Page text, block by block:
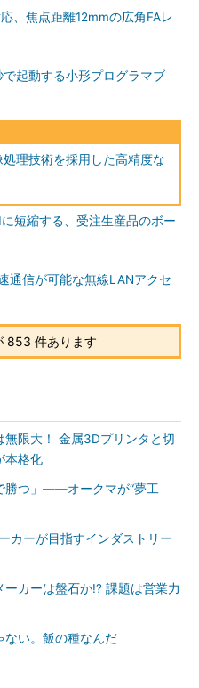
、焦点距離12mmの広角FAレ
起動する小形プログラマブ
理技術を採用した高精度な
短縮する、受注生産品のボー
通信が可能な無線LANアクセ
853 件あります
無限大！ 金属3Dプリンタと切
本格化
勝つ」――オークマが“夢工
カーが目指すインダストリー
カーは盤石か!? 課題は営業力
ない。飯の種なんだ